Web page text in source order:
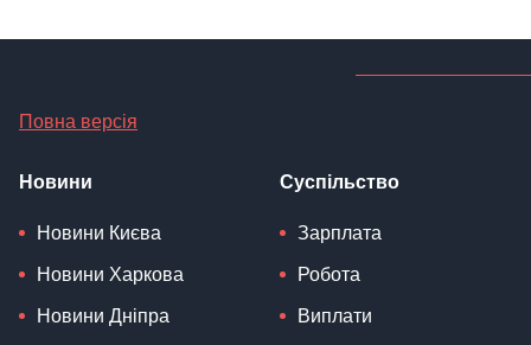
Повна версія
Новини
Новини Києва
Новини Харкова
Новини Дніпра
Суспільство
Зарплата
Робота
Виплати